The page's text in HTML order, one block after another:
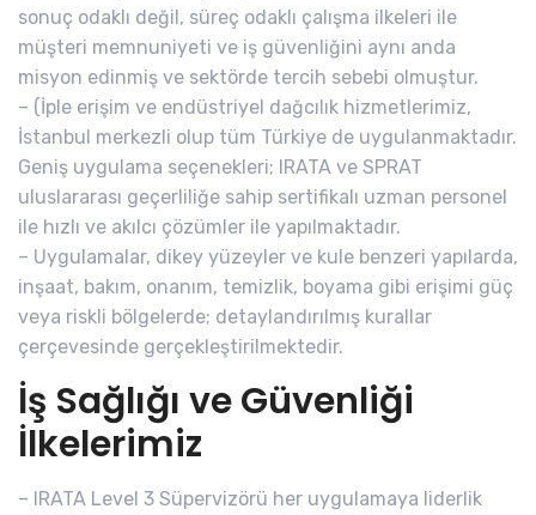
sonuç odaklı değil, süreç odaklı çalışma ilkeleri ile
müşteri memnuniyeti ve iş güvenliğini aynı anda
misyon edinmiş ve sektörde tercih sebebi olmuştur.
– (İple erişim ve endüstriyel dağcılık hizmetlerimiz,
İstanbul merkezli olup tüm Türkiye de uygulanmaktadır.
Geniş uygulama seçenekleri; IRATA ve SPRAT
uluslararası geçerliliğe sahip sertifikalı uzman personel
ile hızlı ve akılcı çözümler ile yapılmaktadır.
– Uygulamalar, dikey yüzeyler ve kule benzeri yapılarda,
inşaat, bakım, onanım, temizlik, boyama gibi erişimi güç
veya riskli bölgelerde; detaylandırılmış kurallar
çerçevesinde gerçekleştirilmektedir.
İş Sağlığı ve Güvenliği
İlkelerimiz
– IRATA Level 3 Süpervizörü her uygulamaya liderlik